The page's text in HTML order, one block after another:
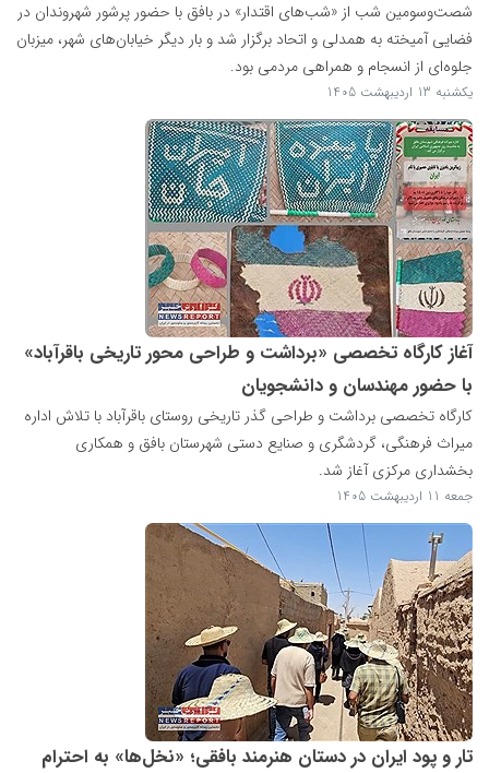
شصت‌وسومین شب از «شب‌های اقتدار» در بافق با حضور پرشور شهروندان در
فضایی آمیخته به همدلی و اتحاد برگزار شد و بار دیگر خیابان‌های شهر، میزبان
جلوه‌ای از انسجام و همراهی مردمی بود.
یکشنبه 13 اردیبهشت 1405
آغاز کارگاه تخصصی «برداشت و طراحی محور تاریخی باقرآباد»
با حضور مهندسان و دانشجویان
کارگاه تخصصی برداشت و طراحی گذر تاریخی روستای باقرآباد با تلاش اداره
میراث‌ فرهنگی، گردشگری و صنایع‌ دستی شهرستان بافق و همکاری
بخشداری مرکزی آغاز شد.
جمعه 11 اردیبهشت 1405
تار و پود ایران در دستان هنرمند بافقی؛ «نخل‌ها» به احترام